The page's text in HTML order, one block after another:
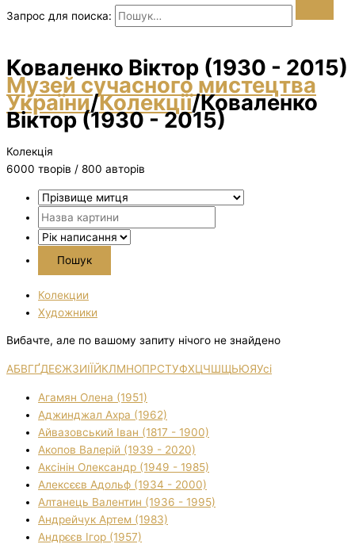
Запрос для поиска:
Коваленко Віктор (1930 - 2015)
Музей сучасного мистецтва
України/Колекції/Коваленко
Віктор (1930 - 2015)
Колекція
6000 творiв / 800 авторів
Колекции
Художники
Вибачте, але по вашому запиту нічого не знайдено
АБВГҐДЕЄЖЗИІЇЙКЛМНОПРСТУФХЦЧШЩЬЮЯУсі
Агамян Олена (1951)
Аджинджал Ахра (1962)
Айвазовський Іван (1817 - 1900)
Акопов Валерій (1939 - 2020)
Аксінін Олександр (1949 - 1985)
Алексєєв Адольф (1934 - 2000)
Алтанець Валентин (1936 - 1995)
Андрейчук Артем (1983)
Андрєєв Ігор (1957)